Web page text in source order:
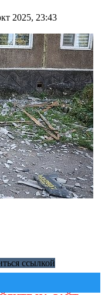
2025, 23:43
ссылкой